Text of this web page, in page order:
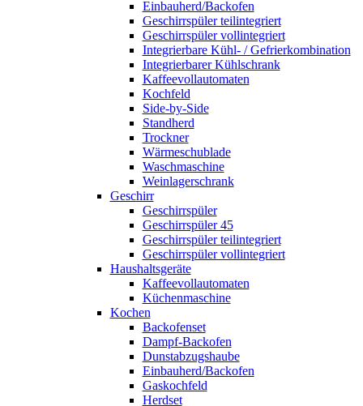
Einbauherd/Backofen
Geschirrspüler teilintegriert
Geschirrspüler vollintegriert
Integrierbare Kühl- / Gefrierkombination
Integrierbarer Kühlschrank
Kaffeevollautomaten
Kochfeld
Side-by-Side
Standherd
Trockner
Wärmeschublade
Waschmaschine
Weinlagerschrank
Geschirr
Geschirrspüler
Geschirrspüler 45
Geschirrspüler teilintegriert
Geschirrspüler vollintegriert
Haushaltsgeräte
Kaffeevollautomaten
Küchenmaschine
Kochen
Backofenset
Dampf-Backofen
Dunstabzugshaube
Einbauherd/Backofen
Gaskochfeld
Herdset